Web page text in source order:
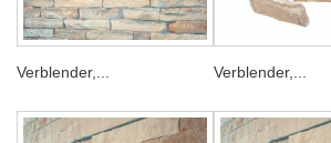
Verblender,... Verblender,...